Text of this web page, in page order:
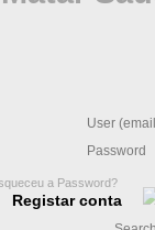
a Password?
Registar conta